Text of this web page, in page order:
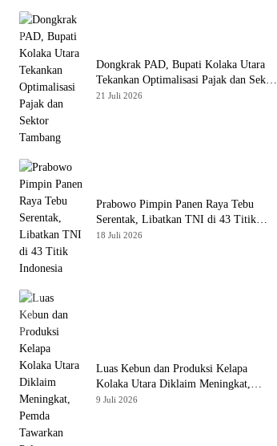
Dongkrak PAD, Bupati Kolaka Utara
Tekankan Optimalisasi Pajak dan Sektor
Tambang
21 Juli 2026
Prabowo Pimpin Panen Raya Tebu
Serentak, Libatkan TNI di 43 Titik
Indonesia
18 Juli 2026
Luas Kebun dan Produksi Kelapa
Kolaka Utara Diklaim Meningkat,
Pemda Tawarkan Peluang Investasi
9 Juli 2026